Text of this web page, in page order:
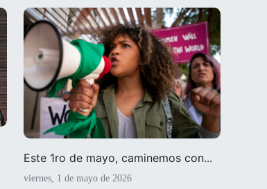
Este 1ro de mayo, caminemos con...
viernes, 1 de mayo de 2026